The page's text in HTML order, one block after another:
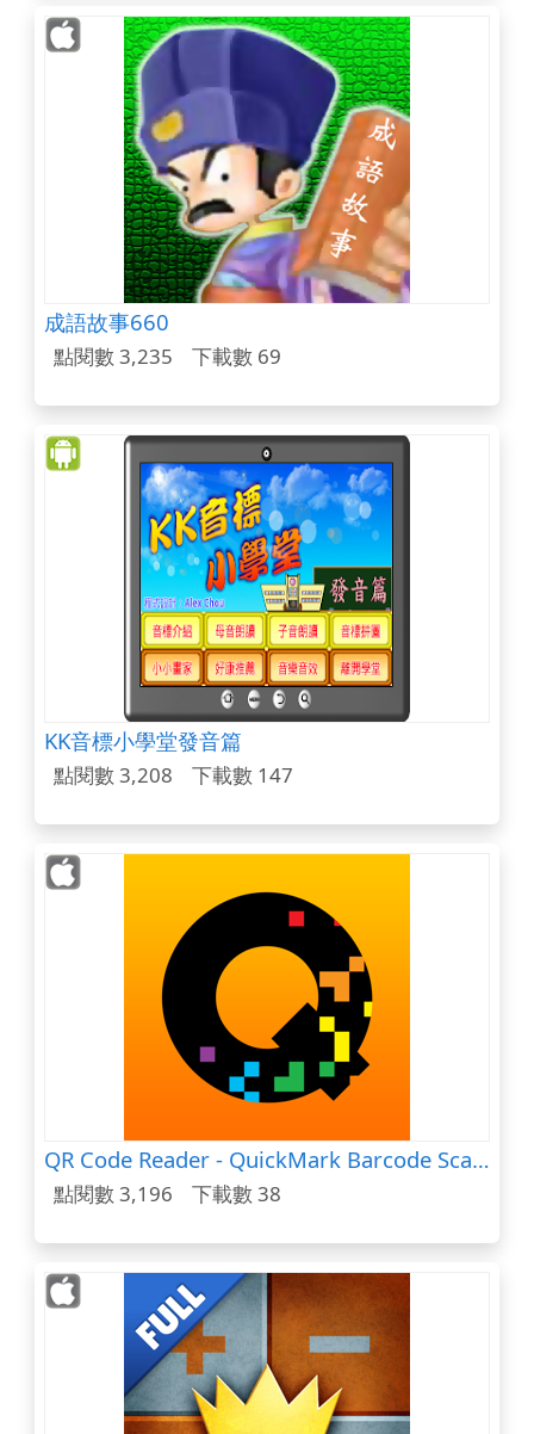
成語故事660
點閱數 3,235 下載數 69
KK音標小學堂發音篇
點閱數 3,208 下載數 147
QR Code Reader - QuickMark Barcode Scanner
點閱數 3,196 下載數 38